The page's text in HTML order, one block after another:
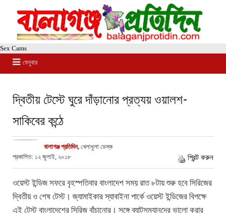
Sex Cams
মেনুবার
দ্বিতীয় টেস্টে ঘুরে দাঁড়ানোর প্রত্যয় ওয়ালশ-
সাকিবের কন্ঠে
বালাগঞ্জ প্রতিদিন, খেলাধুলা ডেস্ক
প্রকাশিত: ১২ জুলাই, ২০১৮
প্রিন্ট করুন
ওয়েস্ট ইন্ডিজ সফরে বৃহস্পতিবার বাংলাদেশ সময় রাত ৮টায় শুরু হবে সিরিজের
দ্বিতীয় ও শেষ টেস্ট। জ্যামাইকার স্যাবাইনা পার্কে ওয়েস্ট ইন্ডিজের বিপক্ষে
এই টেস্ট বাংলাদেশের সিরিজ বাঁচানোর। সঙ্গে ব্যাটসম্যানদের ভালো করার